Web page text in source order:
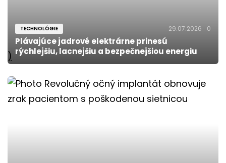
)
TECHNOLÓGIE 29.07.2026 0
Plávajúce jadrové elektrárne prinesú
rýchlejšiu, lacnejšiu a bezpečnejšiou energiu